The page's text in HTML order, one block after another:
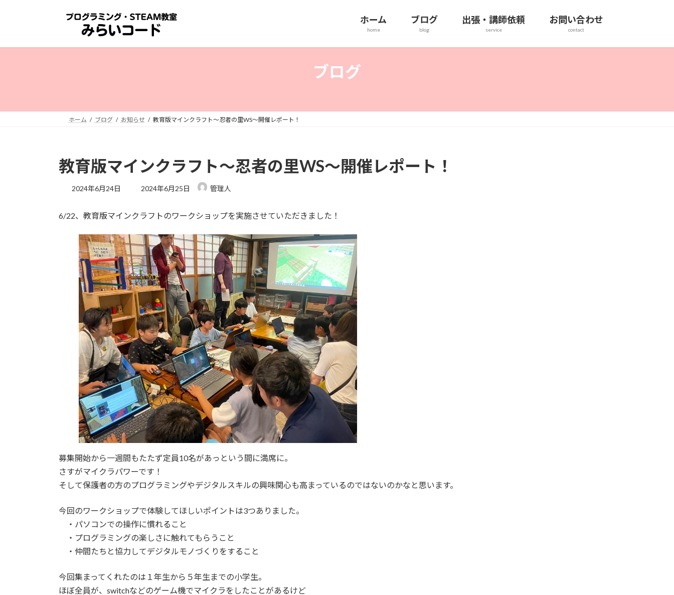
プ
動
ホーム
home
ブログ
blog
出張・講師依頼
service
お問い合わせ
contact
ブログ
ホーム ブログ お知らせ 教育版マインクラフト～忍者の里WS～開催レポート！
教育版マインクラフト～忍者の里WS～開催レポート！
2024年6月24日
最
新
時
:
2024年6月25日 管理人
6/22、教育版マインクラフトのワークショップを実施させていただきました！
募集開始から一週間もたたず定員10名があっという間に満席に。
さすがマイクラパワーです！
そして保護者の方のプログラミングやデジタルスキルの興味関心も高まっているのではないのかなと思います。
今回のワークショップで体験してほしいポイントは3つありました。
・パソコンでの操作に慣れること
・プログラミングの楽しさに触れてもらうこと
・仲間たちと協力してデジタルモノづくりをすること
今回集まってくれたのは１年生から５年生までの小学生。
ほぼ全員が、switchなどのゲーム機でマイクラをしたことがあるけど